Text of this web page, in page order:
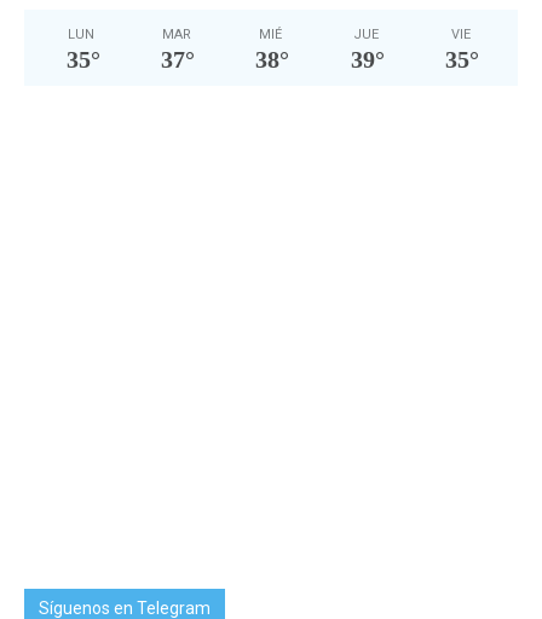
LUN
35°
MAR
37°
MIÉ
38°
JUE
39°
VIE
35°
Síguenos en Telegram